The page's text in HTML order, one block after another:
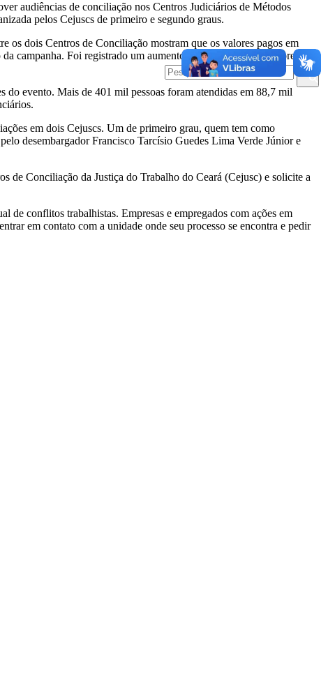
audiências de conciliação nos Centros Judiciários de Métodos
pelos Cejuscs de primeiro e segundo graus.
os dois Centros de Conciliação mostram que os valores pagos em
campanha. Foi registrado um aumento de cerca 50% dos valores
evento. Mais de 401 mil pessoas foram atendidas em 88,7 mil
em dois Cejuscs. Um de primeiro grau, quem tem como
desembargador Francisco Tarcísio Guedes Lima Verde Júnior e
de Conciliação da Justiça do Trabalho do Ceará (Cejusc) e solicite a
de conflitos trabalhistas. Empresas e empregados com ações em
em contato com a unidade onde seu processo se encontra e pedir